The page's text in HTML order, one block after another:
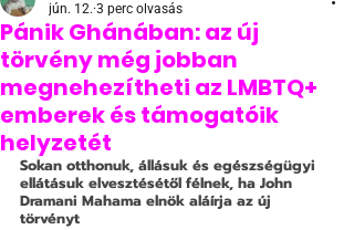
Pánik Ghánában: az új
törvény még jobban
megnehezítheti az LMBTQ+
emberek és támogatóik
helyzetét
jún. 12. 3 perc olvasás
Sokan otthonuk, állásuk és egészségügyi
ellátásuk elvesztésétől félnek, ha John
Dramani Mahama elnök aláírja az új
törvényt